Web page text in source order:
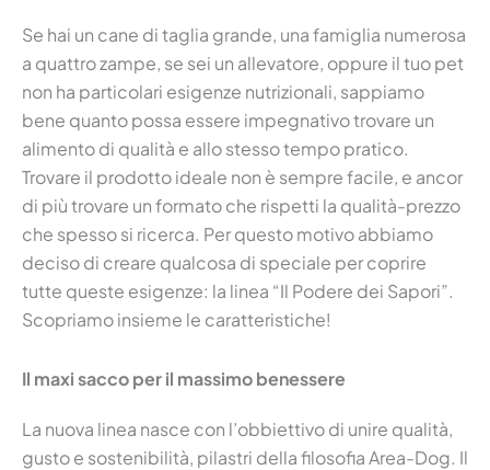
Se hai un cane di taglia grande, una famiglia numerosa
a quattro zampe, se sei un allevatore, oppure il tuo pet
non ha particolari esigenze nutrizionali, sappiamo
bene quanto possa essere impegnativo trovare un
alimento di qualità e allo stesso tempo pratico.
Trovare il prodotto ideale non è sempre facile, e ancor
di più trovare un formato che rispetti la qualità-prezzo
che spesso si ricerca. Per questo motivo abbiamo
deciso di creare qualcosa di speciale per coprire
tutte queste esigenze: la linea “Il Podere dei Sapori”.
Scopriamo insieme le caratteristiche!
Il maxi sacco per il massimo benessere
La nuova linea nasce con l’obbiettivo di unire qualità,
gusto e sostenibilità, pilastri della filosofia Area-Dog. Il